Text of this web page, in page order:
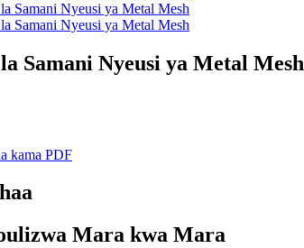
Samani Nyeusi ya Metal Mesh
kama PDF
Mara kwa Mara